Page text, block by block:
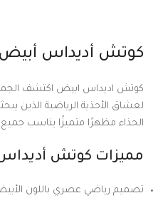
كوتش أديداس أبيض:
كوتش اديداس ابيض اكتشف الجمع
لعشاق الأحذية الرياضية الذين
الحذاء مظهرًا متميزًا يناسب جميع
مميزات كوتش
تصميم رياضي عصري باللون